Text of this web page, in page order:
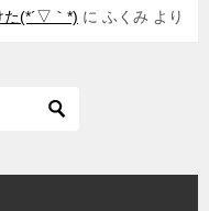
た(*´▽｀*) に ふくみ より